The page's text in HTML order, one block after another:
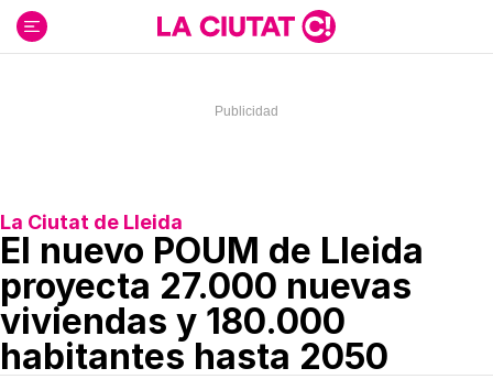
contenido
La Ciutat de Lleida
El nuevo POUM de Lleida
proyecta 27.000 nuevas
viviendas y 180.000
habitantes hasta 2050